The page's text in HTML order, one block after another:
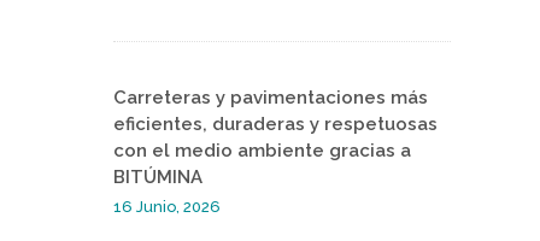
Carreteras y pavimentaciones más
eficientes, duraderas y respetuosas
con el medio ambiente gracias a
BITÚMINA
16 Junio, 2026